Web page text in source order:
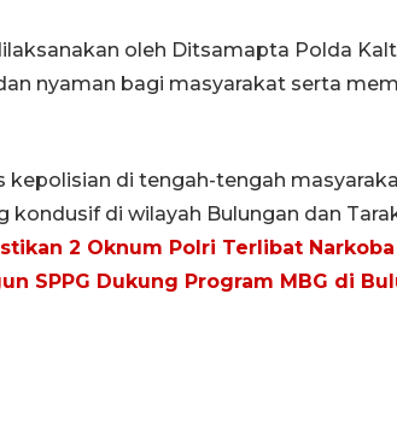
oleh Ditsamapta Polda
nyaman bagi masyarakat serta
kepolisian di tengah-tengah
di wilayah Bulungan dan
2 Oknum Polri Terlibat
SPPG Dukung Program MBG di